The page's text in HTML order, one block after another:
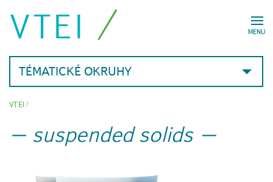
MENU
VTEI
TÉMATICKÉ OKRUHY
VTEI/
suspended solids